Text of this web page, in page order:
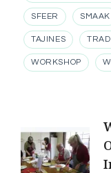
SFEER SMAAK
TAJINES
WORKSHOP